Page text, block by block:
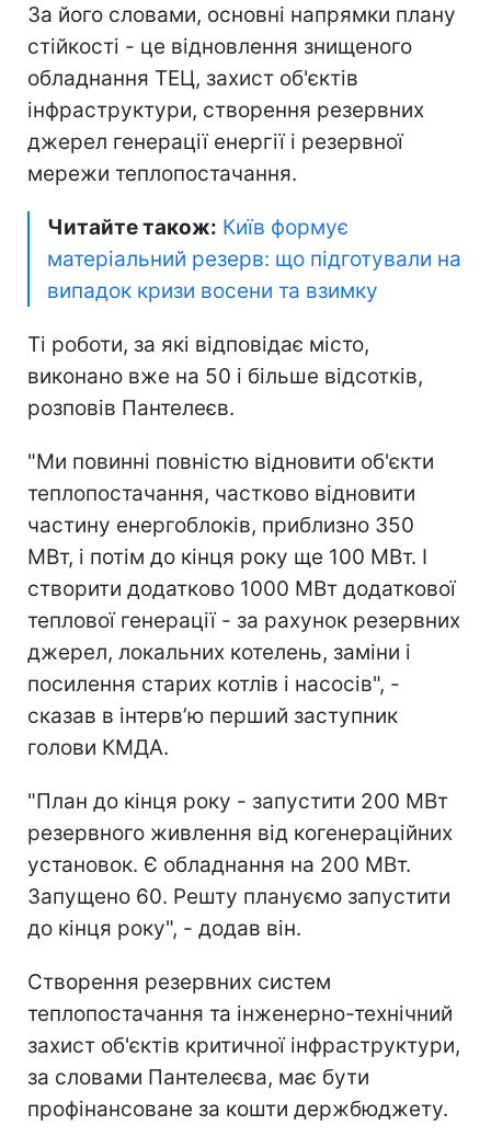
За його словами, основні напрямки плану
стійкості - це відновлення знищеного
обладнання ТЕЦ, захист об'єктів
інфраструктури, створення резервних
джерел генерації енергії і резервної
мережи теплопостачання.
Читайте також: Київ формує
матеріальний резерв: що підготували на
випадок кризи восени та взимку
Ті роботи, за які відповідає місто,
виконано вже на 50 і більше відсотків,
розповів Пантелеєв.
"Ми повинні повністю відновити об'єкти
теплопостачання, частково відновити
частину енергоблоків, приблизно 350
МВт, і потім до кінця року ще 100 МВт. І
створити додатково 1000 МВт додаткової
теплової генерації - за рахунок резервних
джерел, локальних котелень, заміни і
посилення старих котлів і насосів", -
сказав в інтерв’ю перший заступник
голови КМДА.
"План до кінця року - запустити 200 МВт
резервного живлення від когенераційних
установок. Є обладнання на 200 МВт.
Запущено 60. Решту плануємо запустити
до кінця року", - додав він.
Створення резервних систем
теплопостачання та інженерно-технічний
захист об'єктів критичної інфраструктури,
за словами Пантелеєва, має бути
профінансоване за кошти держбюджету.